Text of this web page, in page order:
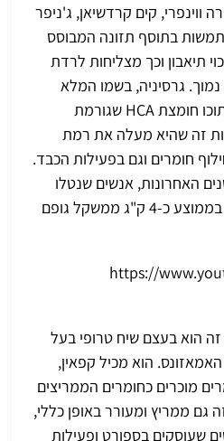
ווינפרי, קים קרדשיאן, ג'ניפר
בתוסף תזונה המבוסס
תיאבון וכך מצליחות לרדת
גרסיניה, בשמו המלא
גרסיניה קמבוג'יה, מכיל בתוכו חומצת HCA שגורמת
זה שהיא מעלה את רמת
חומרים וגם בפעילות הכבד.
האחרונות, אנשים שנטלו
תוסף תזונה גרסיניה, ירדו בממוצע כ-4 ק"ג ממשקל גופם
https://
הוא בעצם שיח טרופי בעל
הוא מכיל קפאין,
מוכרים כחומרים הממריצים
גם ממריץ ומעורר באופן כללי,
שעוסקים בספורט ופעילות